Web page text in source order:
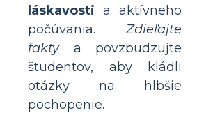
láskavosti a aktívneho
počúvania. Zdieľajte
faktya povzbudzujte
študentov, aby kládli
otázky na hlbšie
pochopenie.